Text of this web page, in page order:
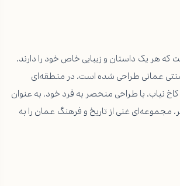
هر یک داستان و زیبایی خاص خود را دارند.
سنتی عمانی طراحی شده است، در منطقه‌ای
نیاب، با طراحی منحصر به فرد خود، به عنوان
غنی از تاریخ و فرهنگ عمان را به